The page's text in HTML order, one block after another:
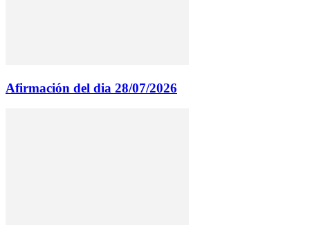
Afirmación del dia 28/07/2026